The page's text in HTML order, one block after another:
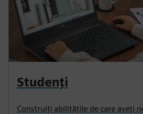
Studenți
Construiți abilitățile de care aveți